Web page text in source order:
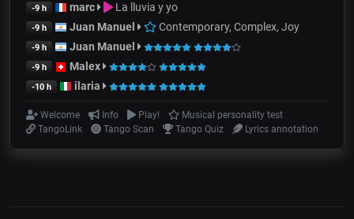
-9 h marc La lluvia y yo
-9 h Juan Manuel Contemporary, Complex, Joy
-9 h Juan Manuel
-9 h Malex
-10 h ilaria
Welcome Info Play!
Musical personality test
TangoLink
Tango Scan Tango Quiz Lyrics annotation